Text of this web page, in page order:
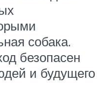
собака.
безопасен
и будущего